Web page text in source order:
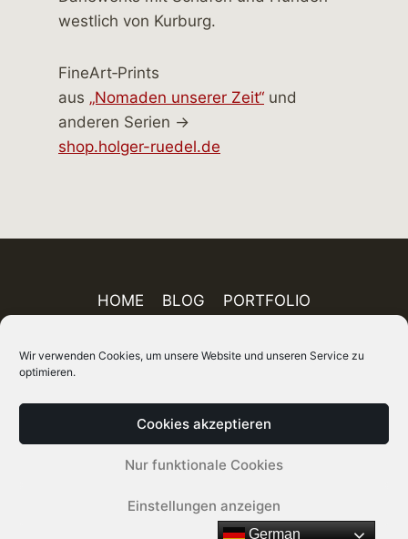
Wir verwenden Cookies, um unsere Website und unseren Service zu
optimieren.
Cookies akzeptieren
Nur funktionale Cookies
Einstellungen anzeigen
FineArt‑Prints
aus „Nomaden unserer Zeit“ und
anderen Serien →
shop.holger-ruedel.de
HOME BLOG
PORTFOLIO
ÜBER MICH
DATENSCHUTZ
AGB SITEMAP
© 2026 Holger Rüdel DGPh – Fotograf, Autor
German